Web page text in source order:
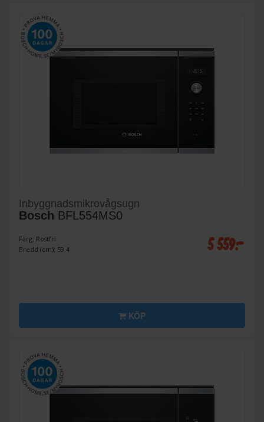
Inbyggnadsmikrovågsugn
Bosch BFL554MS0
Färg: Rostfri
Bredd (cm): 59.4
5 559:-
KÖP